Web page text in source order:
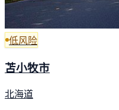
低风险
苫小牧市
北海道